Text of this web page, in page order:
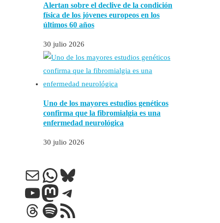
Alertan sobre el declive de la condición
física de los jóvenes europeos en los
últimos 60 años
30 julio 2026
Uno de los mayores estudios genéticos
confirma que la fibromialgia es una
enfermedad neurológica
30 julio 2026
Correo electrónico
WhatsApp
Bluesky
YouTube
Mastodon
Telegram
Threads
Spotify
Feed RSS